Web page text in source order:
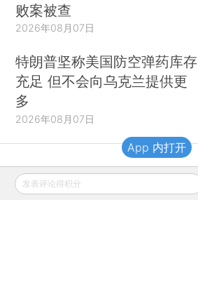
败案被查
2026年08月07日
特朗普坚称美国防空弹药库存
充足 但不会向乌克兰提供更
多
2026年08月07日
财新移动
发表评论得积分
App 内打开